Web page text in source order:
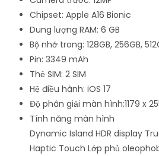
Chipset: Apple A16 Bionic
Dung lượng RAM: 6 GB
Bộ nhớ trong: 128GB, 256GB,
Pin: 3349 mAh
Thẻ SIM: 2 SIM
Hệ điều hành: iOS 17
Độ phân giải màn hình:1179 x
Tính năng màn hình
Dynamic Island HDR display
Haptic Touch Lớp phủ